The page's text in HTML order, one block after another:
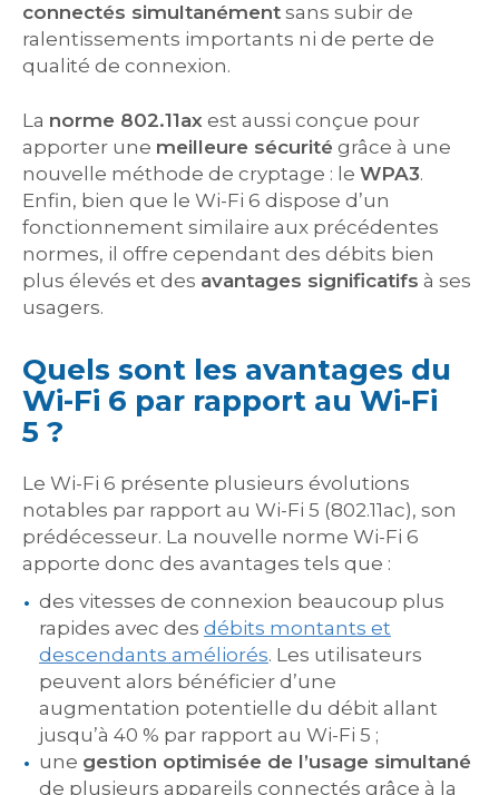
connectés simultanément sans subir de
ralentissements importants ni de perte de
qualité de connexion.
La norme 802.11ax est aussi conçue pour
apporter une meilleure sécurité grâce à une
nouvelle méthode de cryptage : le WPA3.
Enfin, bien que le Wi-Fi 6 dispose d’un
fonctionnement similaire aux précédentes
normes, il offre cependant des débits bien
plus élevés et des avantages significatifs à ses
usagers.
Quels sont les avantages du
Wi-Fi 6 par rapport au Wi-Fi
5 ?
Le Wi-Fi 6 présente plusieurs évolutions
notables par rapport au Wi-Fi 5 (802.11ac), son
prédécesseur. La nouvelle norme Wi-Fi 6
apporte donc des avantages tels que :
des vitesses de connexion beaucoup plus
rapides avec des débits montants et
descendants améliorés. Les utilisateurs
peuvent alors bénéficier d’une
augmentation potentielle du débit allant
jusqu’à 40 % par rapport au Wi-Fi 5 ;
une gestion optimisée de l’usage simultané
de plusieurs appareils connectés grâce à la